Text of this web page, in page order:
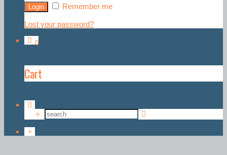
Remember me
Lost your password?
0
Cart